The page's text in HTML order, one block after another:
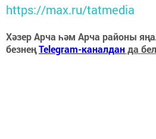
https://max.ru/tatmedia
Хәзер Арча һәм Арча районы
безнеңTelegram-каналданда